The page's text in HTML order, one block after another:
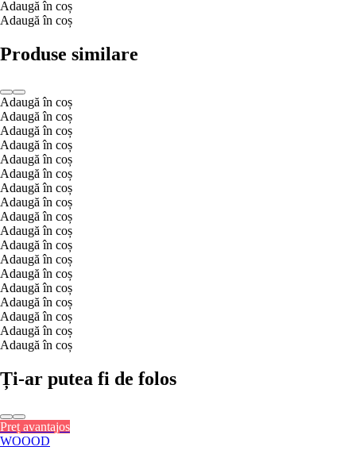
Adaugă în coș
Adaugă în coș
Produse similare
Adaugă în coș
Adaugă în coș
Adaugă în coș
Adaugă în coș
Adaugă în coș
Adaugă în coș
Adaugă în coș
Adaugă în coș
Adaugă în coș
Adaugă în coș
Adaugă în coș
Adaugă în coș
Adaugă în coș
Adaugă în coș
Adaugă în coș
Adaugă în coș
Adaugă în coș
Adaugă în coș
Ți-ar putea fi de folos
Preț avantajos
WOOOD